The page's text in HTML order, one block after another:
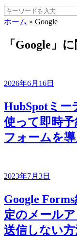
ホーム » Google
「Google」
2026年6月16日
HubSpotミー
使って即時
フォームを
2023年7月3日
Google
定のメール
送信しない